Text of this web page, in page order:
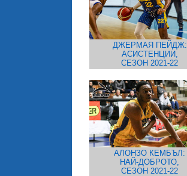
ДЖЕРМАЯ ПЕЙДЖ:
АСИСТЕНЦИИ,
СЕЗОН 2021-22
АЛОНЗО КЕМБЪЛ:
НАЙ-ДОБРОТО,
СЕЗОН 2021-22